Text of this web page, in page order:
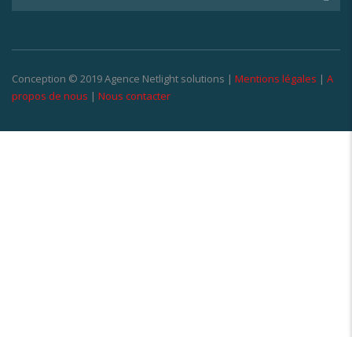
Conception © 2019 Agence Netlight solutions | Mentions légales | A
propos de nous | Nous contacter